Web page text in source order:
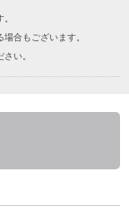
合もございます。
い。